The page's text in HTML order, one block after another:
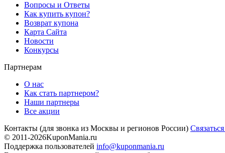
Вопросы и Ответы
Как купить купон?
Возврат купона
Карта Сайта
Новости
Конкурсы
Партнерам
О нас
Как стать партнером?
Наши партнеры
Все акции
Контакты (для звонка из Москвы и регионов России)
© 2011-2026KuponMania.ru
Поддержка пользователей info@kuponmania.ru